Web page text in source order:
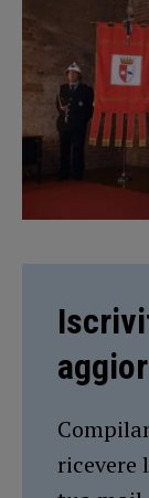
ricevere